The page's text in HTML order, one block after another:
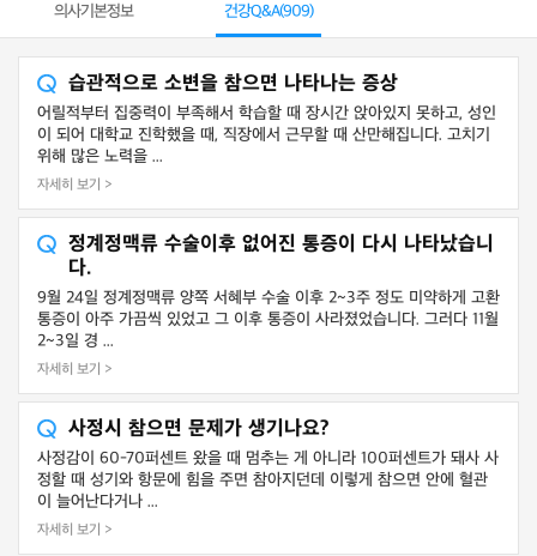
의사기본정보 건강Q&A(909)
습관적으로 소변을 참으면 나타나는 증상
어릴적부터 집중력이 부족해서 학습할 때 장시간 앉아있지 못하고, 성인
이 되어 대학교 진학했을 때, 직장에서 근무할 때 산만해집니다. 고치기
위해 많은 노력을 ...
자세히 보기 >
정계정맥류 수술이후 없어진 통증이 다시 나타났습니
다.
9월 24일 정계정맥류 양쪽 서혜부 수술 이후 2~3주 정도 미약하게 고환
통증이 아주 가끔씩 있었고 그 이후 통증이 사라졌었습니다. 그러다 11월
2~3일 경 ...
자세히 보기 >
사정시 참으면 문제가 생기나요?
사정감이 60-70퍼센트 왔을 때 멈추는 게 아니라 100퍼센트가 돼사 사
정할 때 성기와 항문에 힘을 주면 참아지던데 이렇게 참으면 안에 혈관
이 늘어난다거나 ...
자세히 보기 >